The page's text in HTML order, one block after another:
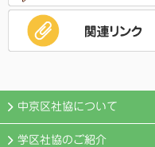
中京区社協について
学区社協のご紹介